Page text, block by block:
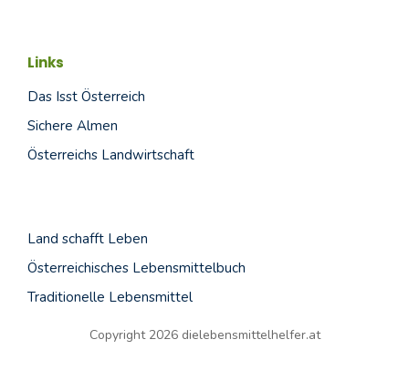
Links
Das Isst Österreich
Sichere Almen
Österreichs Landwirtschaft
Land schafft Leben
Österreichisches Lebensmittelbuch
Traditionelle Lebensmittel
Copyright 2026 dielebensmittelhelfer.at